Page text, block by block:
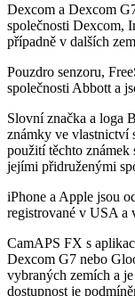
Dexcom a Dexcom
společnosti Dexcom,
případně v dalších
Pouzdro senzoru,
společnosti Abbott a
Slovní značka a loga
známky ve vlastnictví
použití těchto
jejími přidruženými
iPhone a Apple jsou
registrované v USA a
CamAPS FX s
Dexcom G7 nebo
vybraných zemích a
dostupnost je